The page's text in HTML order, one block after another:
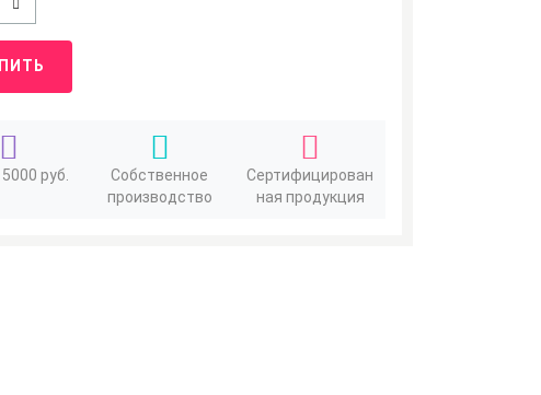
руб.
Собственное
производство
Сертифицирован
ная продукция